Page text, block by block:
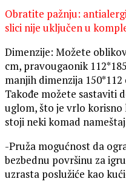
Obratite pažnju:
slici nije uključen u
Dimenzije: Možete
cm, pravougaonik
manjih dimenzija
Takođe možete sastaviti
uglom, što je vrlo korisno
stoji neki komad
-Pruža mogućnost da
bezbednu površinu za
uzrasta poslužiće kao